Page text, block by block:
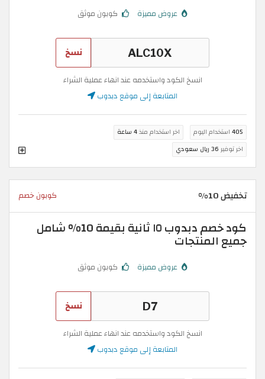
عروض مميزة كوبون موثق
نسخ
انسخ الكود واستخدمه عند انهاء عملية الشراء
المتابعة إلى موقع دبدوب
405 استخدام اليوم اخر استخدام منذ4 ساعة
اخر توفير 36 ريال سعودي
تخفيض 10% كوبون خصم
كود خصم دبدوب ١٥ ثانية بقيمة 10% شامل
جميع المنتجات
عروض مميزة كوبون موثق
نسخ
انسخ الكود واستخدمه عند انهاء عملية الشراء
المتابعة إلى موقع دبدوب